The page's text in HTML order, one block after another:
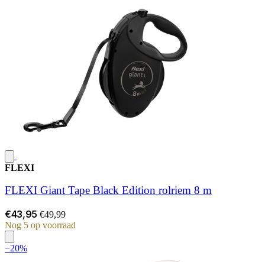
FLEXI
FLEXI Giant Tape Black Edition rolriem 8 m
€43,95 €49,99
Nog 5 op voorraad
−20%